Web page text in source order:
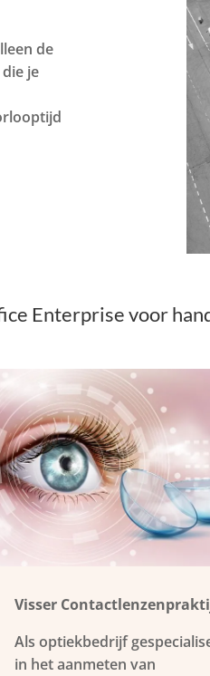
de
je
Enterprise voor
Visser
Als optiekbedrijf
in het aanmeten van